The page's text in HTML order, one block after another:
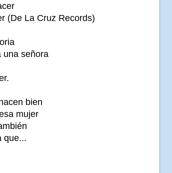
(De La Cruz Records)
una señora
bien
mujer
que...